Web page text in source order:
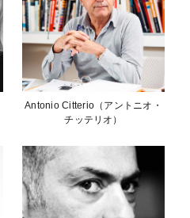
Antonio Citterio（アントニオ・
チッテリオ）